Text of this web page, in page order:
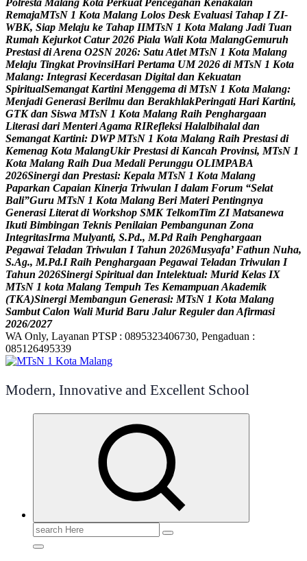
Polresta Malang Kota Perkuat Pencegahan Kenakalan
RemajaMTsN 1 Kota Malang Lolos Desk Evaluasi Tahap I ZI-
WBK, Siap Melaju ke Tahap IIMTsN 1 Kota Malang Jadi Tuan
Rumah Kejurkot Catur 2026 Piala Wali Kota MalangGemuruh
Prestasi diArena O2SN 2026: SatuAtlet MTsN 1 Kota Malang
Melaju Tingkat ProvinsiHari Pertama UM 2026 di MTsN 1 Kota
Malang: Integrasi Kecerdasan Digital dan Kekuatan
SpiritualSemangat Kartini Menggema di MTsN 1 Kota Malang:
Menjadi Generasi Berilmu dan BerakhlakPeringati Hari Kartini,
GTK dan Siswa MTsN 1 Kota Malang Raih Penghargaan
Literasi dari MenteriAgama RIRefleksi Halalbihalal dan
Semangat Kartini: DWP MTsN 1 Kota Malang Raih Prestasi di
Kemenag Kota MalangUkir Prestasi di Kancah Provinsi, MTsN 1
Kota Malang Raih Dua Medali Perunggu OLIMPABA
2026Sinergi dan Prestasi: Kepala MTsN 1 Kota Malang
Paparkan Capaian Kinerja Triwulan I dalam Forum “Selat
Bali”Guru MTsN 1 Kota Malang Beri Materi Pentingnya
Generasi Literat di Workshop SMK TelkomTim ZI Matsanewa
Ikuti Bimbingan Teknis Penilaian Pembangunan Zona
IntegritasIrma Mulyanti, S.Pd., M.Pd Raih Penghargaan
Pegawai Teladan Triwulan I Tahun 2026Musyafa’ Fathun Nuha,
S.Ag., M.Pd.I Raih Penghargaan Pegawai Teladan Triwulan I
Tahun 2026Sinergi Spiritual dan Intelektual: Murid Kelas IX
MTsN 1 kota Malang Tempuh Tes Kemampuan Akademik
(TKA)Sinergi Membangun Generasi: MTsN 1 Kota Malang
Sambut Calon Wali Murid Baru Jalur Reguler dan Afirmasi
2026/2027
WA Only, Layanan PTSP : 0895323406730, Pengaduan :
085126495339
Modern, Innovative and Excellent School
Search
for: